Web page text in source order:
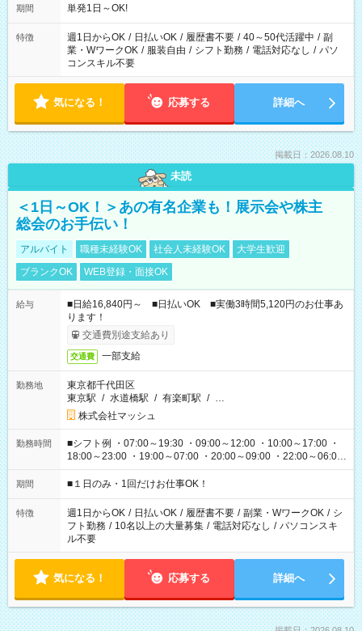
期間 単発1日～OK!
特徴 週1日からOK / 日払いOK / 履歴書不要 / 40～50代活躍中 / 副
業・WワークOK / 服装自由 / シフト勤務 / 電話対応なし / パソ
コンスキル不要
気になる！ 応募する 詳細へ
掲載日：2026.08.10
未読
＜1日～OK！＞あの有名企業も！展示会や株主
総会のお手伝い！
アルバイト 職種未経験OK 社会人未経験OK
大学生歓迎
ブランクOK
WEB登録・面接OK
給与
■日給16,840円～ ■日払いOK ■実働3時間5,120円のお仕事あ
ります！
交通費別途支給あり
交通費 一部支給
勤務地
東京都千代田区
東京駅 / 水道橋駅 / 有楽町駅 / …
株式会社マッシュ
勤務時間
■シフト例 ・07:00～19:30 ・09:00～12:00 ・10:00～17:00 ・
18:00～23:00 ・19:00～07:00 ・20:00～09:00 ・22:00～06:00
etc ★最短で3時間で5,120円のお仕事から 15時間で2万円近く稼
げるお仕事も！ ご希望のお時間に合わせてご紹介！ ※シフトは
ください！
期間 ■１日のみ・1回だけお仕事OK！
特徴 週1日からOK / 日払いOK / 履歴書不要 / 副業・WワークOK / シ
フト勤務 / 10名以上の大量募集 / 電話対応なし / パソコンスキ
ル不要
気になる！ 応募する 詳細へ